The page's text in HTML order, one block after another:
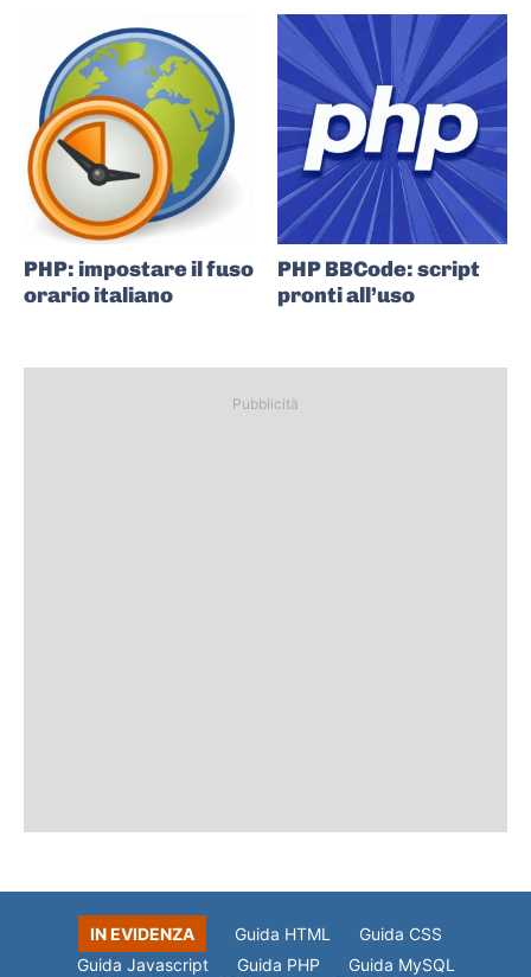
PHP: impostare il fuso
orario italiano
PHP BBCode: script
pronti all’uso
Pubblicità
IN EVIDENZA Guida HTML
Guida CSS
Guida Javascript
Guida PHP
Guida MySQL